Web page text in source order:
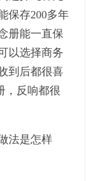
保存200多年
册能一直保
以选择商务
到后都很喜
，反响都很
法是怎样